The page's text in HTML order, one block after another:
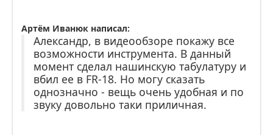
Артём Иванюк написал:
Александр, в видеообзоре покажу все
возможности инструмента. В данный
момент сделал нашинскую табулатуру и
вбил ее в FR-18. Но могу сказать
однозначно - вещь очень удобная и по
звуку довольно таки приличная.